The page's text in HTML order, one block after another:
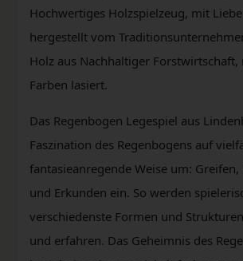
Hochwertiges Holzspielzeug, mit
hergestellt vom
Holz aus Nachhaltiger
Farben lasiert.
Das Regenbogen Legespiel aus
Faszination des Regenbogens auf
fantasieanregende Weise um: Greifen,
und Erkunden ein. So werden
verschiedenste Formen und
und erfahren. Das Geheimnis des